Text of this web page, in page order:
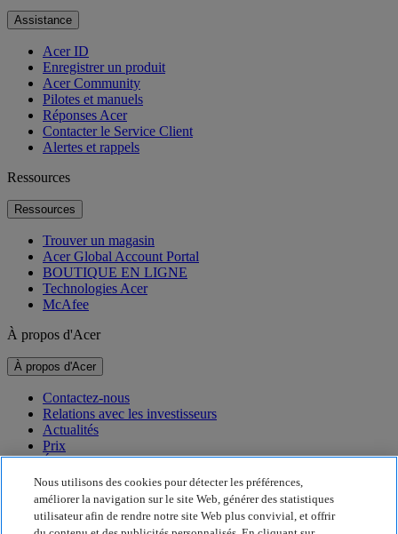
Assistance
Acer ID
Enregistrer un produit
Acer Community
Pilotes et manuels
Réponses Acer
Contacter le Service Client
Alertes et rappels
Ressources
Ressources
Trouver un magasin
Acer Global Account Portal
BOUTIQUE EN LIGNE
Technologies Acer
McAfee
À propos d'Acer
À propos d'Acer
Contactez-nous
Relations avec les investisseurs
Actualités
Prix
Événements
Développement durable
Développement durable
Nous utilisons des cookies pour détecter les préférences,
améliorer la navigation sur le site Web, générer des statistiques
utilisateur afin de rendre notre site Web plus convivial, et offrir